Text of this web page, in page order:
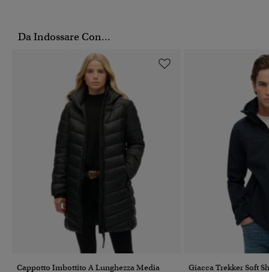
Da Indossare Con...
Cappotto Imbottito A Lunghezza Media
Giacca Trekker Soft